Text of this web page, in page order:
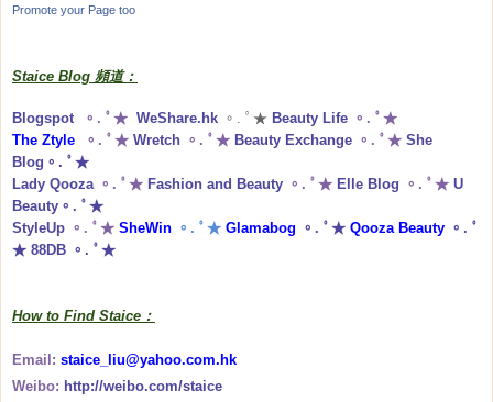
Promote your Page too
Staice Blog 頻道：
Blogspot 。. ﾟ★ WeShare.hk 。. ﾟ★ Beauty Life 。. ﾟ★
The Ztyle
。. ﾟ★ Wretch 。. ﾟ★ Beauty Exchange 。. ﾟ★ She
Blog 。. ﾟ★
Lady Qooza 。. ﾟ★ Fashion and Beauty 。. ﾟ★ Elle Blog 。. ﾟ★ U
Beauty 。. ﾟ★
StyleUp 。. ﾟ★ SheWin 。. ﾟ★ Glamabog 。. ﾟ★ Qooza Beauty 。. ﾟ
★ 88DB 。. ﾟ★
How to Find Staice：
Email: staice_liu@yahoo.com.hk
Weibo: http://weibo.com/staice